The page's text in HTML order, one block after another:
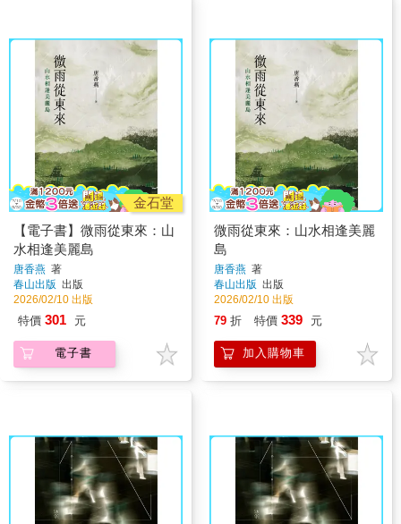
金石堂
【電子書】微雨從東來：山
水相逢美麗島
唐香燕 著
春山出版 出版
2026/02/10 出版
特價 301 元
電子書
微雨從東來：山水相逢美麗
島
唐香燕 著
春山出版 出版
2026/02/10 出版
79 折 特價 339 元
加入購物車